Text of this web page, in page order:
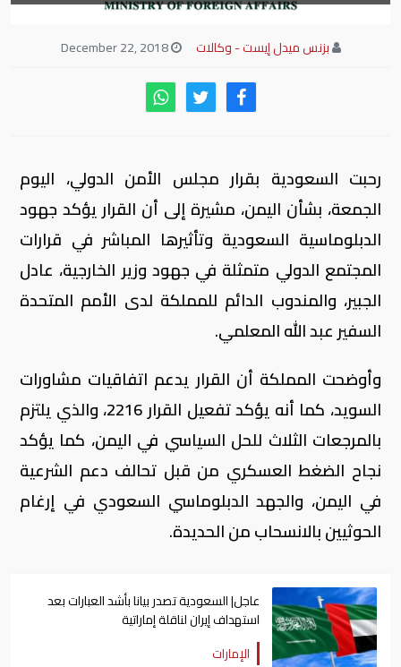
بزنس ميدل إيست - وكالات December 22, 2018
رحبت السعودية بقرار مجلس الأمن الدولي، اليوم
الجمعة، بشأن اليمن، مشيرة إلى أن القرار يؤكد جهود
الدبلوماسية السعودية وتأثيرها المباشر في قرارات
المجتمع الدولي متمثلة في جهود وزير الخارجية، عادل
الجبير، والمندوب الدائم للمملكة لدى الأمم المتحدة
السفير عبد الله المعلمي.
وأوضحت المملكة أن القرار يدعم اتفاقيات مشاورات
السويد، كما أنه يؤكد تفعيل القرار 2216، والذي يلتزم
بالمرجعات الثلاث للحل السياسي في اليمن، كما يؤكد
نجاح الضغط العسكري من قبل تحالف دعم الشرعية
في اليمن، والجهد الدبلوماسي السعودي في إرغام
الحوثيين بالانسحاب من الحديدة.
عاجل| السعودية تصدر بيانا بأشد العبارات بعد
استهداف إيران لناقلة إماراتية
الإمارات